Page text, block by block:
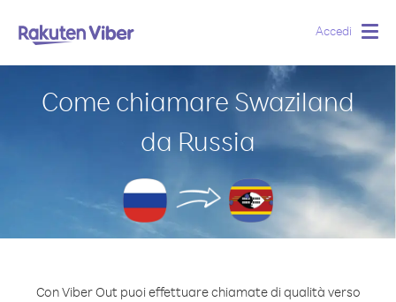
Accedi
Come chiamare Swaziland
da Russia
Con Viber Out puoi effettuare chiamate di qualità verso